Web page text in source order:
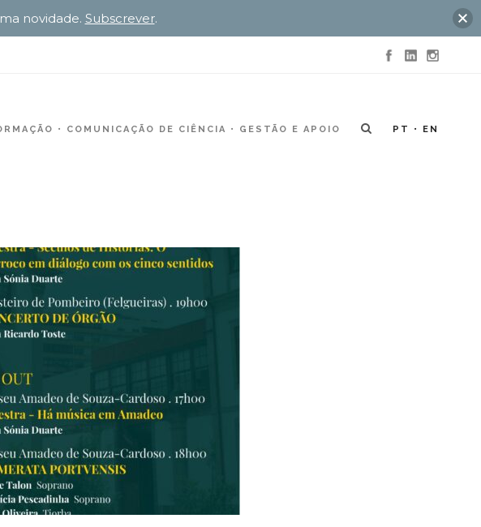
COMUNICAÇÃO DE CIÊNCIA GESTÃO E APOIO PT EN
novidade. Subscrever.